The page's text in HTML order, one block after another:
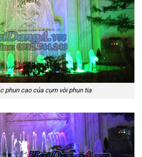
phun cao của cụm vòi phun tia